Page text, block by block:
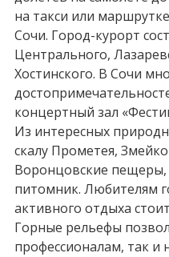
на такси или
Сочи. Город-курорт
Центрального,
Хостинского. В Сочи
концертный зал
Из интересных
скалу Прометея,
Воронцовские пещеры,
питомник. Любителям
активного отдыха
Горные рельефы
профессионалам, так